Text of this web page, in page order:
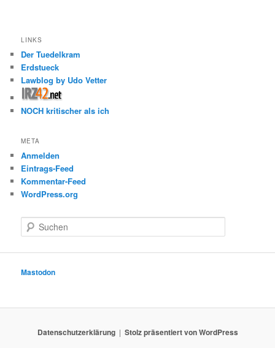
LINKS
Der Tuedelkram
Erdstueck
Lawblog by Udo Vetter
NOCH kritischer als ich
META
Anmelden
Eintrags-Feed
Kommentar-Feed
WordPress.org
u
e
Mastodon
Datenschutzerklärung Stolz präsentiert von WordPress